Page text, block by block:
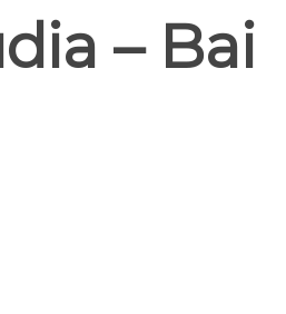
– Bai